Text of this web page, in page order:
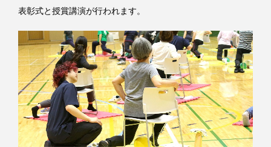
表彰式と授賞講演が行われます。